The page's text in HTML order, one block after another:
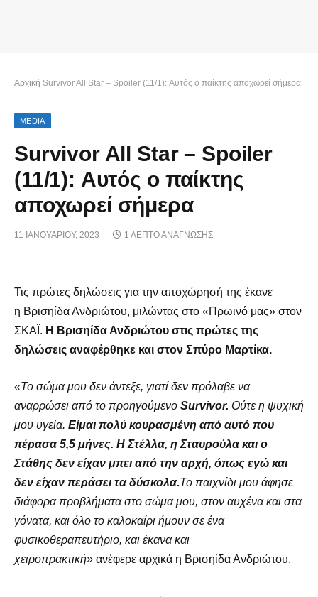
Αρχική Survivor All Star – Spoiler (11/1): Αυτός ο παίκτης αποχωρεί σήμερα
MEDIA
Survivor All Star – Spoiler
(11/1): Αυτός ο παίκτης
αποχωρεί σήμερα
11 ΙΑΝΟΥΑΡΊΟΥ, 2023 1 ΛΕΠΤΌ ΑΝΆΓΝΩΣΗΣ
Τις πρώτες δηλώσεις για την αποχώρησή της έκανε
η Βρισηίδα Ανδριώτου, μιλώντας στο «Πρωινό μας» στον
ΣΚΑΪ. Η Βρισηίδα Ανδριώτου στις πρώτες της
δηλώσεις αναφέρθηκε και στον Σπύρο Μαρτίκα.
«Το σώμα μου δεν άντεξε, γιατί δεν πρόλαβε να
αναρρώσει από το προηγούμενο Survivor. Ούτε η ψυχική
μου υγεία. Είμαι πολύ κουρασμένη από αυτό που
πέρασα 5,5 μήνες. Η Στέλλα, η Σταυρούλα και ο
Στάθης δεν είχαν μπει από την αρχή, όπως εγώ και
δεν είχαν περάσει τα δύσκολα.Το παιχνίδι μου άφησε
διάφορα προβλήματα στο σώμα μου, στον αυχένα και στα
γόνατα, και όλο το καλοκαίρι ήμουν σε ένα
φυσικοθεραπευτήριο, και έκανα και
χειροπρακτική» ανέφερε αρχικά η Βρισηίδα Ανδριώτου.